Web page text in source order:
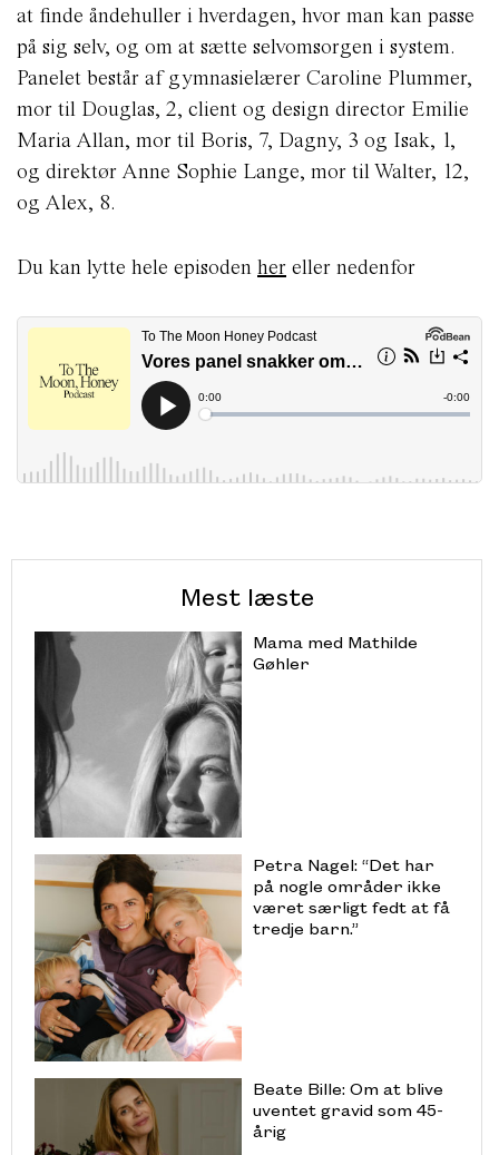
at finde åndehuller i hverdagen, hvor man kan passe
på sig selv, og om at sætte selvomsorgen i system.
Panelet består af gymnasielærer Caroline Plummer,
mor til Douglas, 2, client og design director Emilie
Maria Allan, mor til Boris, 7, Dagny, 3 og Isak, 1,
og direktør Anne Sophie Lange, mor til Walter, 12,
og Alex, 8.
Du kan lytte hele episoden her eller nedenfor
Mest læste
Mama med Mathilde
Gøhler
Petra Nagel: “Det har
på nogle områder ikke
været særligt fedt at få
tredje barn.”
Beate Bille: Om at blive
uventet gravid som 45-
årig